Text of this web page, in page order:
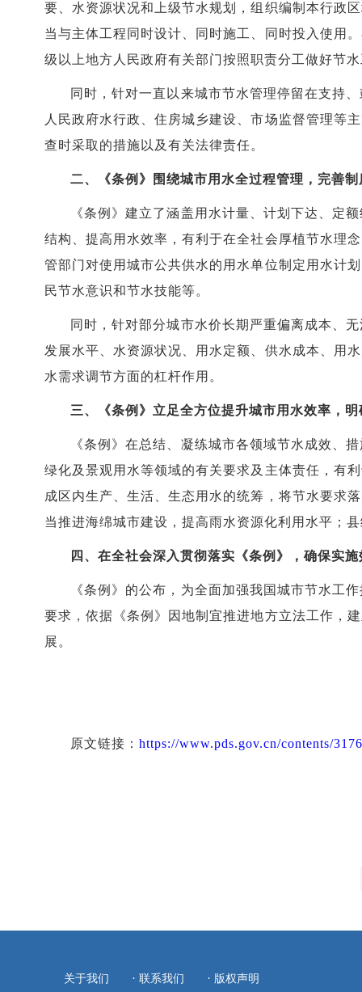
要、水资源状况和上级节水规划，组织编制本行政
当与主体工程同时设计、同时施工、同时投入使用
级以上地方人民政府有关部门按照职责分工做好节
同时，针对一直以来城市节水管理停留在支持
人民政府水行政、住房城乡建设、市场监督管理等
查时采取的措施以及有关法律责任。
二、《条例》围绕城市用水全过程管理，完善制
《条例》建立了涵盖用水计量、计划下达、定
结构、提高用水效率，有利于在全社会厚植节水理
管部门对使用城市公共供水的用水单位制定用水计
民节水意识和节水技能等。
同时，针对部分城市水价长期严重偏离成本、
发展水平、水资源状况、用水定额、供水成本、用
水需求调节方面的杠杆作用。
三、《条例》立足全方位提升城市用水效率，
《条例》在总结、凝练城市各领域节水成效、
绿化及景观用水等领域的有关要求及主体责任，有
成区内生产、生活、生态用水的统筹，将节水要求
当推进海绵城市建设，提高雨水资源化利用水平；
四、在全社会深入贯彻落实《条例》，确保实施
《条例》的公布，为全面加强我国城市节水工
要求，依据《条例》因地制宜推进地方立法工作，
展。
原文链接： https://www.pds.gov.cn/contents/
关于我们 · 联系我们 · 版权声明